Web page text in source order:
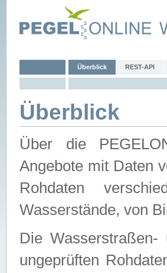
Überblick REST-API
Überblick
Über die
Angebote mit Daten
Rohdaten
Wasserstände, von
Die
ungeprüften